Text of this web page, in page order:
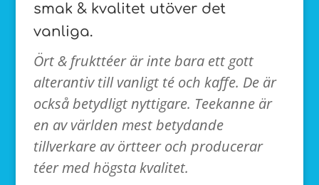
smak & kvalitet utöver det
vanliga.
Ört & frukttéer är inte bara ett gott
alterantiv till vanligt té och kaffe. De är
också betydligt nyttigare. Teekanne är
en av världen mest betydande
tillverkare av örtteer ochproducerar
téer med högsta kvalitet.